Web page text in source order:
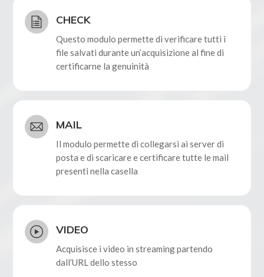
CHECK
Questo modulo permette di verificare tutti i
file salvati durante un’acquisizione al fine di
certificarne la genuinità
MAIL
Il modulo permette di collegarsi ai server di
posta e di scaricare e certificare tutte le mail
presenti nella casella
VIDEO
Acquisisce i video in streaming partendo
dall’URL dello stesso